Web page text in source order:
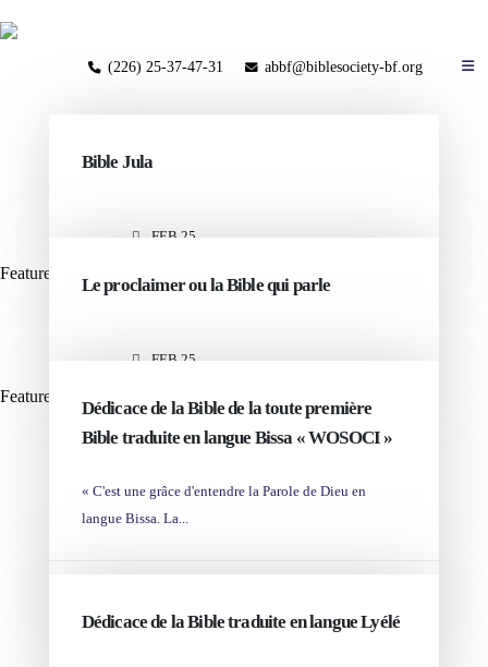
(226) 25-37-47-31 abbf@biblesociety-bf.org
Bible Jula
FEB 25
Featured
Le proclaimer ou la Bible qui parle
FEB 25
Featured
Dédicace de la Bible de la toute première
Bible traduite en langue Bissa « WOSOCI »
« C'est une grâce d'entendre la Parole de Dieu en
langue Bissa. La...
Dédicace de la Bible traduite en langue Lyélé